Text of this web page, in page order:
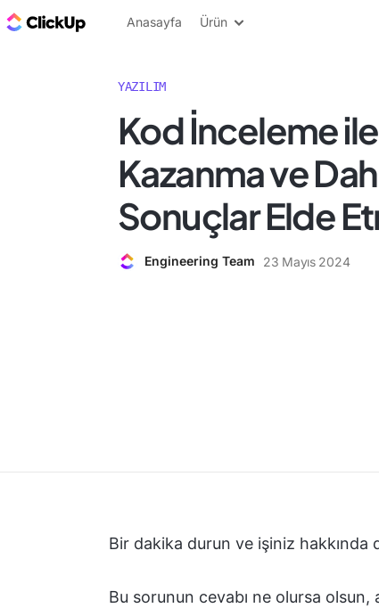
ClickUp Blog
Anasayfa Ürün
YAZILIM
Kod İnceleme
Kazanma ve
Sonuçlar Elde
Engineering Team 23 Mayıs 2024
Bir dakika durun ve işiniz hakkında
Bu sorunun cevabı ne olursa olsun,